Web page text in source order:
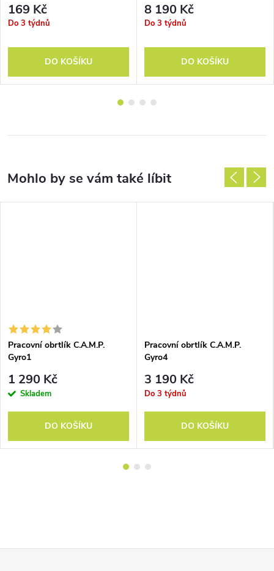
169 Kč
Do 3 týdnů
DO KOŠÍKU
8 190 Kč
Do 3 týdnů
DO KOŠÍKU
Pracovní obrtlík C.A.M.P.
Gyro1
1 290 Kč
Skladem
DO KOŠÍKU
Pracovní obrtlík C.A.M.P.
Gyro4
3 190 Kč
Do 3 týdnů
DO KOŠÍKU